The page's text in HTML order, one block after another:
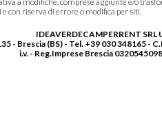
con riserva di errore o modifica per siti.
IDEAVERDECAMPERRENT SRL
- Brescia (BS) - Tel. +39 030 348165 -
i.v. - Reg.Imprese Brescia